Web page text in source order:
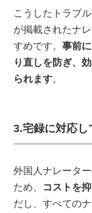
こうしたトラブ
が掲載されたナ
すめです。事前
り直しを防ぎ、
られます。
3.宅録に対応し
外国人ナレータ
ため、 コストを
だし、すべての